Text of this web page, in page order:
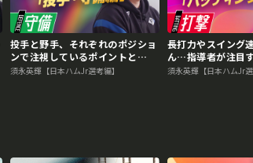
投手と野手、それぞれのポジショ
ンで注視しているポイントと
は？ NPBジュニア合格のために
須永英輝【日本ハムJr選考編】
長打力やスイング
ん…指導者が注目
とは？ NPBジュ
須永英輝【日本ハムJr選